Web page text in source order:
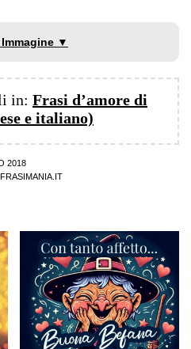
▼
in: Frasi d’amore di
e italiano)
2018